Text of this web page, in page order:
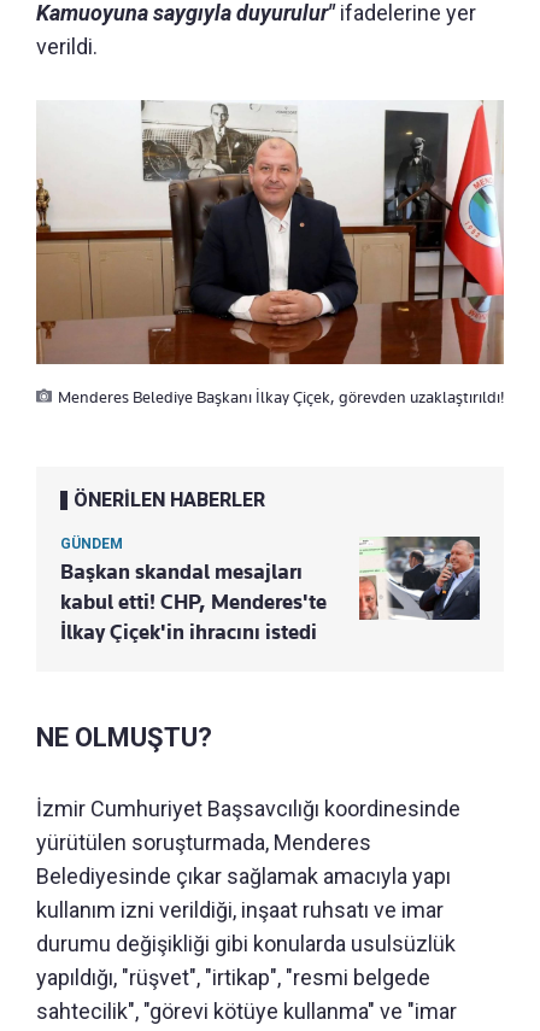
Kamuoyuna saygıyla duyurulur"ifadelerine yer
verildi.
Menderes Belediye Başkanı İlkay Çiçek, görevden uzaklaştırıldı!
ÖNERİLEN HABERLER
GÜNDEM
Başkan skandal mesajları
kabul etti! CHP, Menderes'te
İlkay Çiçek'in ihracını istedi
NE OLMUŞTU?
İzmir Cumhuriyet Başsavcılığı koordinesinde
yürütülen soruşturmada, Menderes
Belediyesinde çıkar sağlamak amacıyla yapı
kullanım izni verildiği, inşaat ruhsatı ve imar
durumu değişikliği gibi konularda usulsüzlük
yapıldığı, "rüşvet", "irtikap", "resmi belgede
sahtecilik", "görevi kötüye kullanma" ve "imar